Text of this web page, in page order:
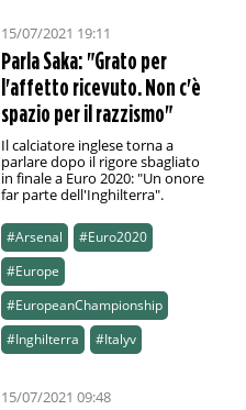
15/07/2021 19:11
Parla Saka: "Grato per
l'affetto ricevuto. Non c'è
spazio per il razzismo"
Il calciatore inglese torna a
parlare dopo il rigore sbagliato
in finale a Euro 2020: "Un onore
far parte dell'Inghilterra".
#Arsenal
#Euro2020
#Europe
#EuropeanChampionship
#Inghilterra
#Italyv
15/07/2021 09:48